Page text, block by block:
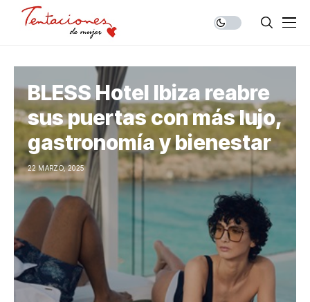
BLESS Hotel Ibiza reabre
sus puertas con más lujo,
gastronomía y bienestar
22 MARZO, 2025